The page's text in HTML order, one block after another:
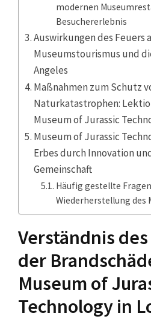
modernen
Besuchererlebnis
Auswirkungen des Feuers
Museumstourismus und
Angeles
Maßnahmen zum Schutz
Naturkatastrophen:
Museum of Jurassic
Museum of Jurassic
Erbes durch Innovation
Gemeinschaft
Häufig gestellte
Wiederherstellung des
Verständnis
der
Museum of
Technology in